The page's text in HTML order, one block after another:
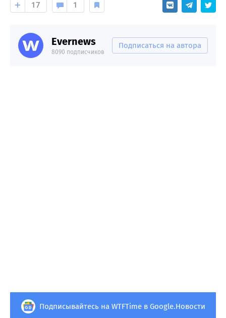
17 1
Evernews
8090 подписчиков
Подписаться на автора
Подписывайтесь на WTFTime в Google.Новости